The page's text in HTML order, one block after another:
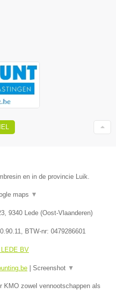
en in de provincie Luik.
maps ▼
9340 Lede (Oost-Vlaanderen)
, BTW-nr: 0479286601
LEDE BV
Screenshot ▼
KMO zowel vennootschappen als